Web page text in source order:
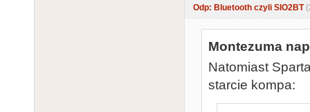
Odp: Bluetooth czyli SIO2BT
Montezuma
Natomiast
starcie kompa: